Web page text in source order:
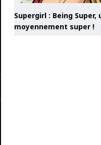
Supergirl : Being
moyennement super !